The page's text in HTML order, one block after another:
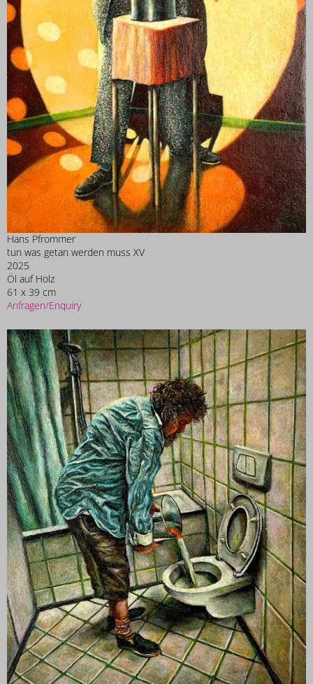
Hans Pfrommer
tun was getan werden muss XV
2025
Öl auf Holz
61 x 39 cm
Anfragen/Enquiry